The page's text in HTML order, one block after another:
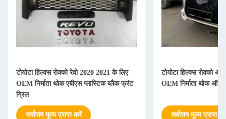
टोयोटा हिल्क्स रोक्को रेवो 2020 2021 के लिए
OEM निर्माता थोक एबीएस प्लास्टिक ब्लैक फ्रंट
ग्रिल
सर्वोत्तम मूल्य प्राप्त करें
टोयोटा हिल्क्स रोक्को
OEM निर्माता थोक
सर्वोत्तम मूल्य प्राप्त